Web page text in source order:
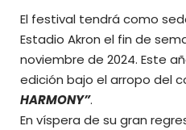
El festival tendrá como
Estadio Akron el fin de
noviembre de 2024. Este
edición bajo el arropo del
HARMONY”.
En víspera de su gran